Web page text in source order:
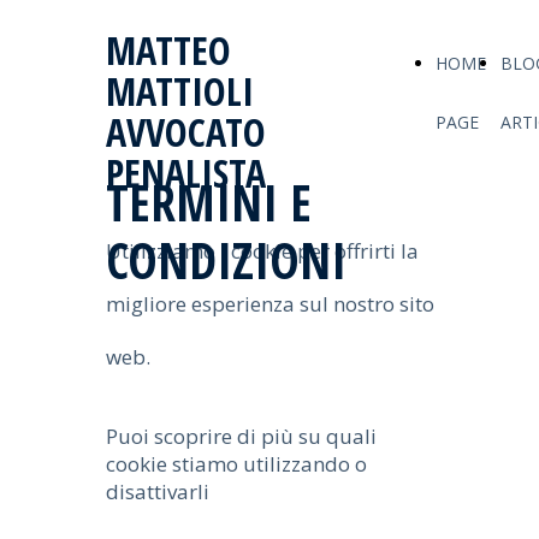
MATTEO
MATTIOLI
AVVOCATO
PENALISTA
HOME
PAGE
TERMINI E
CONDIZIONI
Utilizziamo i cookie per offrirti la
migliore esperienza sul nostro sito
web.
Puoi scoprire di più su quali
cookie stiamo utilizzando o
disattivarli